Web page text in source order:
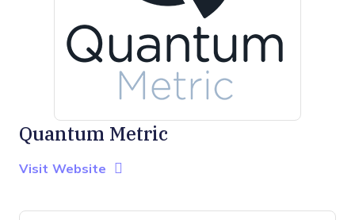
Quantum Metric
Visit Website Opens New Window